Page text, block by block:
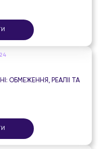
ОБМЕЖЕННЯ, РЕАЛІЇ ТА